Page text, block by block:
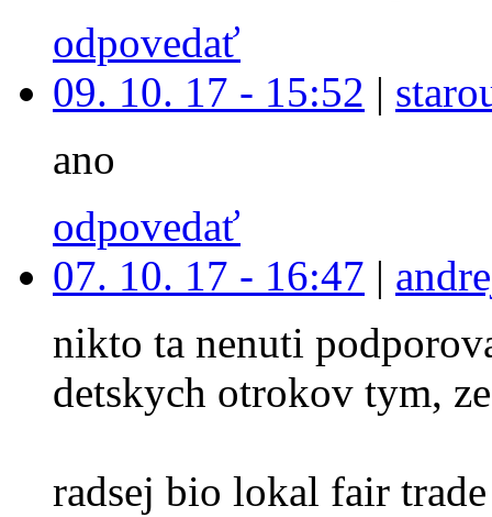
odpovedať
09. 10. 17 - 15:52 |
ano
odpovedať
07. 10. 17 - 16:47 |
nikto ta nenuti
detskych otrokov tym,
radsej bio lokal fair